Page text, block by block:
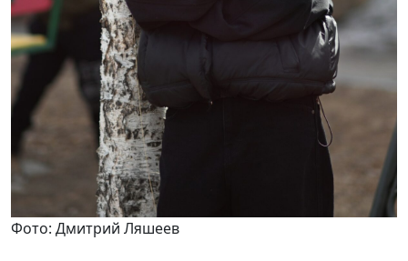
Фото: Дмитрий Ляшеев